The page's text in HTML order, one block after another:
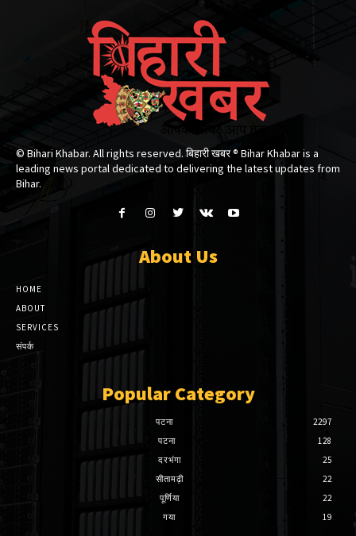
© Bihari Khabar. All rights reserved. बिहारी खबर ®​ Bihar Khabar is a
leading news portal dedicated to delivering the latest updates from
Bihar.
About Us
HOME
ABOUT
SERVICES
संपर्क
Popular Category
पटना
2297
पटना
128
दरभंगा
25
सीतामढ़ी
22
पूर्णिया
22
गया
19